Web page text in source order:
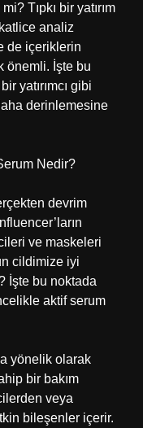
Tıpkı bir yatırım
analiz
de içeriklerin
önemli. İşte bu
yatırımcı gibi
derinlemesine
Nedir?
devrim
ve maskeleri
cildimize iyi
İşte bu noktada
aktif serum
yönelik olarak
bir bakım
veya
bileşenler içerir.